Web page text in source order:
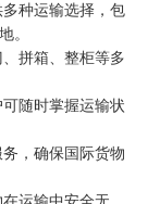
种运输选择，包
。
拼箱、整柜等多
随时掌握运输状
，确保国际货物